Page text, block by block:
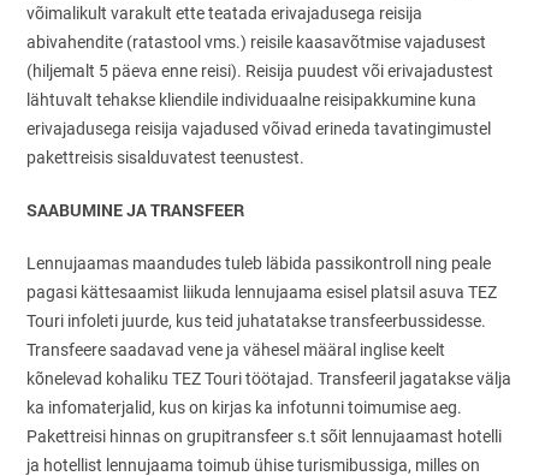
võimalikult varakult ette teatada erivajadusega reisija
abivahendite (ratastool vms.) reisile kaasavõtmise vajadusest
(hiljemalt 5 päeva enne reisi). Reisija puudest või erivajadustest
lähtuvalt tehakse kliendile individuaalne reisipakkumine kuna
erivajadusega reisija vajadused võivad erineda tavatingimustel
pakettreisis sisalduvatest teenustest.
SAABUMINE JA TRANSFEER
Lennujaamas maandudes tuleb läbida passikontroll ning peale
pagasi kättesaamist liikuda lennujaama esisel platsil asuva TEZ
Touri infoleti juurde, kus teid juhatatakse transfeerbussidesse.
Transfeere saadavad vene ja vähesel määral inglise keelt
kõnelevad kohaliku TEZ Touri töötajad. Transfeeril jagatakse välja
ka infomaterjalid, kus on kirjas ka infotunni toimumise aeg.
Pakettreisi hinnas on grupitransfeer s.t sõit lennujaamast hotelli
ja hotellist lennujaama toimub ühise turismibussiga, milles on